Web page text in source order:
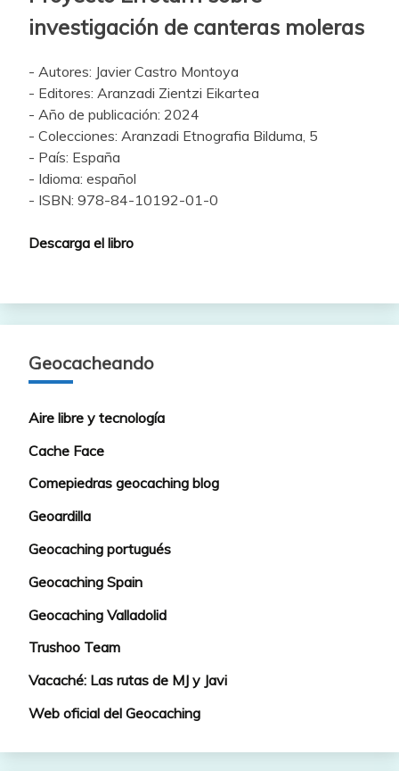
investigación de canteras moleras
- Autores: Javier Castro Montoya
- Editores: Aranzadi Zientzi Eikartea
- Año de publicación: 2024
- Colecciones: Aranzadi Etnografia Bilduma, 5
- País: España
- Idioma: español
- ISBN: 978-84-10192-01-0
Descarga el libro
Geocacheando
Aire libre y tecnología
Cache Face
Comepiedras geocaching blog
Geoardilla
Geocaching portugués
Geocaching Spain
Geocaching Valladolid
Trushoo Team
Vacaché: Las rutas de MJ y Javi
Web oficial del Geocaching